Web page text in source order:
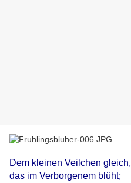
Dem kleinen Veilchen gleich,
das im Verborgenem blüht;